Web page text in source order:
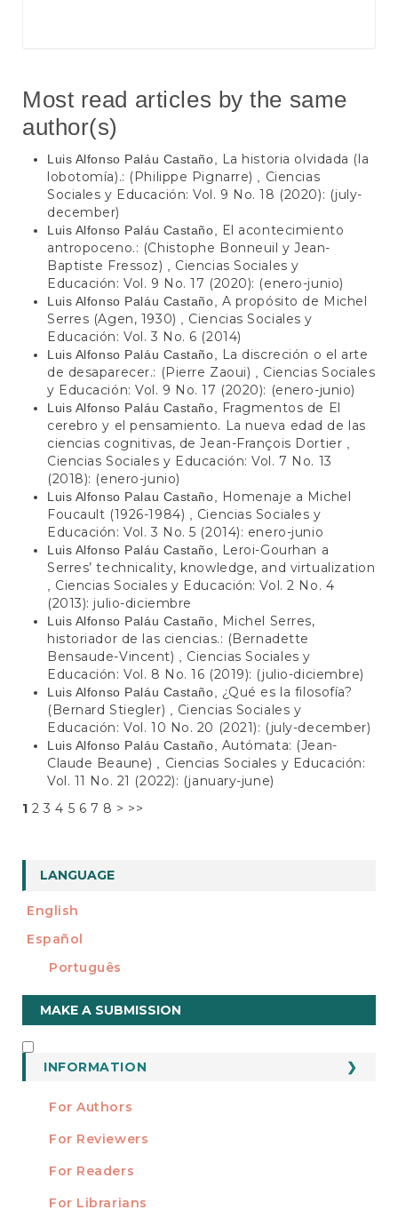
Most read articles by the same
author(s)
Luis Alfonso Paláu Castaño,
La historia olvidada (la
lobotomía).: (Philippe Pignarre)
Ciencias
Sociales y Educación: Vol. 9 No. 18 (2020): (july-
december)
Luis Alfonso Paláu Castaño,
El acontecimiento
antropoceno.: (Chistophe Bonneuil y Jean-
Baptiste Fressoz)
Ciencias Sociales y
Educación: Vol. 9 No. 17 (2020): (enero-junio)
Luis Alfonso Paláu Castaño, A propósito de Michel
Serres (Agen, 1930)
Ciencias Sociales y
Educación: Vol. 3 No. 6 (2014)
Luis Alfonso Paláu Castaño,
La discreción o el arte
de desaparecer.: (Pierre Zaoui)
Ciencias Sociales
y Educación: Vol. 9 No. 17 (2020): (enero-junio)
Luis Alfonso Paláu Castaño,
Fragmentos de El
cerebro y el pensamiento. La nueva edad de las
ciencias cognitivas, de Jean-François Dortier
Ciencias Sociales y Educación: Vol. 7 No. 13
(2018): (enero-junio)
Luis Alfonso Palau Castaño,
Homenaje a Michel
Foucault (1926-1984)
Ciencias Sociales y
Educación: Vol. 3 No. 5 (2014): enero-junio
Luis Alfonso Paláu Castaño,
Leroi-Gourhan a
Serres’ technicality, knowledge, and virtualization
Ciencias Sociales y Educación: Vol. 2 No. 4
(2013): julio-diciembre
Luis Alfonso Paláu Castaño,
Michel Serres,
historiador de las ciencias.: (Bernadette
Bensaude-Vincent)
Ciencias Sociales y
Educación: Vol. 8 No. 16 (2019): (julio-diciembre)
Luis Alfonso Paláu Castaño, ¿Qué es la filosofía?
(Bernard Stiegler)
Ciencias Sociales y
Educación: Vol. 10 No. 20 (2021): (july-december)
Luis Alfonso Paláu Castaño, Autómata: (Jean-
Claude Beaune)
Ciencias Sociales y Educación:
Vol. 11 No. 21 (2022): (january-june)
1 2 3 4 5 6 7 8 > >>
LANGUAGE
English
Español
Português
Make
a
Submission
MAKE A SUBMISSION
INFORMATION
For Authors
For Reviewers
For Readers
For Librarians